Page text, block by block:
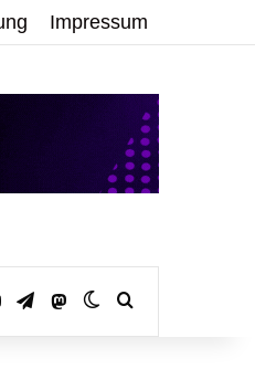
Impressum
YouTubeTelegramMastodonSkin umschalten